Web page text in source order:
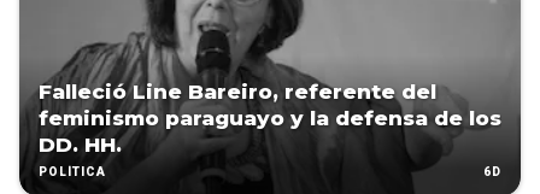
Falleció Line Bareiro, referente del
feminismo paraguayo y la defensa de los
DD. HH.
POLÍTICA 6D